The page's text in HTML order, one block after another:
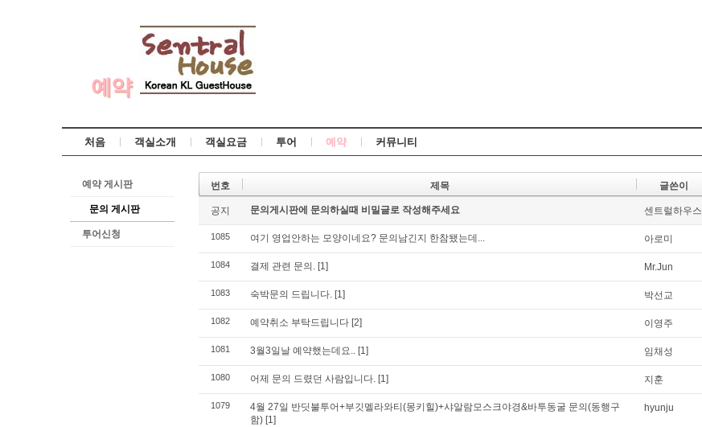
예약
처음 객실소개 객실요금 투어 예약 커뮤니티
예약 게시판
문의 게시판
투어신청
번호 제목 글쓴이
공지 문의게시판에 문의하실때 비밀글로 작성해주세요 센트럴하우스
1085 여기 영업안하는 모양이네요? 문의남긴지 한참됐는데... 아로미
1084 결제 관련 문의. [1] Mr.Jun
1083 숙박문의 드립니다. [1] 박선교
1082 예약취소 부탁드립니다 [2] 이영주
1081 3월3일날 예약했는데요.. [1] 임채성
1080 어제 문의 드렸던 사람입니다. [1] 지훈
1079
4월 27일 반딧불투어+부깃멜라와티(몽키힐)+샤알람모스크야경&바투동굴 문의(동행구
함) [1]
hyunju